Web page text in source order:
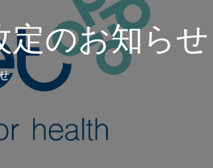
のお知らせ